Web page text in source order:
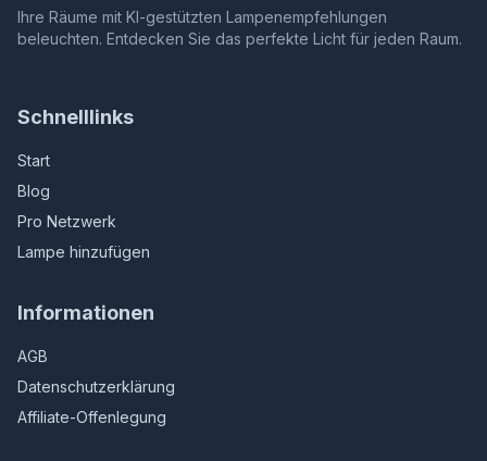
Ihre Räume mit KI-gestützten Lampenempfehlungen
beleuchten. Entdecken Sie das perfekte Licht für jeden Raum.
Schnelllinks
Start
Blog
Pro Netzwerk
Lampe hinzufügen
Informationen
AGB
Datenschutzerklärung
Affiliate-Offenlegung